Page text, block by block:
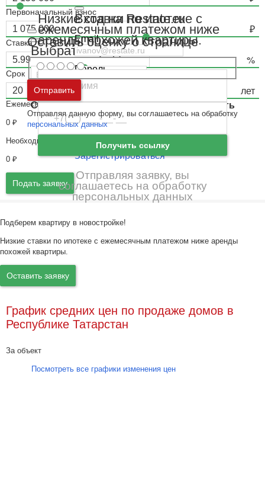
Выбрать город
Москва и
Московская область
Санкт-Петербург иЛенинградская область
Вход на Restate.ru
Email
Пароль
Войти Забыли пароль
Ещё нет аккаунта?
Зарегистрироваться
Первоначальный взнос
Ставка
Срок
Ежемесячный платёж
0 ₽
Необходимый доход
0 ₽
Подать заявку
Подберем квартиру в новостройке!
Низкие ставки по ипотеке с ежемесячным платежом ниже аренды
похожей квартиры.
Оставить заявку
Низкие ставки по ипотеке с
ежемесячным платежом ниже
аренды похожей квартиры.
Получить ссылку
Отправляя заявку, вы
соглашаетесь на обработку
персональных данных
График средних цен по продаже домов в
Республике Татарстан
За объект
Посмотреть все графики изменения цен
Оставить оценку о странице
Отправить
Отправляя данную форму, вы соглашаетесь на обработку
персональных данных